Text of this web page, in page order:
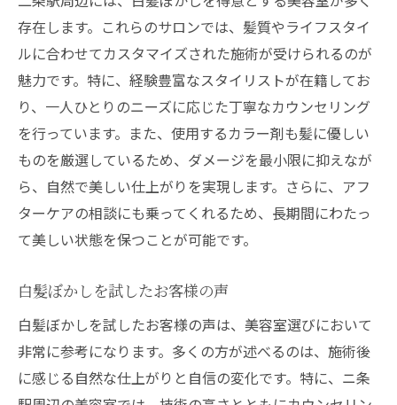
個別アプローチで不安を解消
カラーリング前後のケアの提案
白髪ぼかし後のフォローアップ体制
美容室で叶える白髪ぼかしナチュラルな美しさ
の秘訣
自然な仕上がりを追求するテクニック
白髪を活かしたナチュラルスタイルの提案
髪質を活かしたカラーデザイン
合
自宅での白髪ぼかしケア方法
ナチュラル志向の方におすすめの美容室
二条駅で見つける白髪ぼかし特化の美容室とは
存在します。これらのサロンでは、髪質やライフスタイ
ルに合わせてカスタマイズされた施術が受けられるのが
魅力です。特に、経験豊富なスタイリストが在籍してお
り、一人ひとりのニーズに応じた丁寧なカウンセリング
を行っています。また、使用するカラー剤も髪に優しい
ものを厳選しているため、ダメージを最小限に抑えなが
ら、自然で美しい仕上がりを実現します。さらに、アフ
ターケアの相談にも乗ってくれるため、長期間にわたっ
て美しい状態を保つことが可能です。
白髪ぼかしを試したお客様の声
白髪ぼかしを試したお客様の声は、美容室選びにおいて
非常に参考になります。多くの方が述べるのは、施術後
に感じる自然な仕上がりと自信の変化です。特に、ニ条